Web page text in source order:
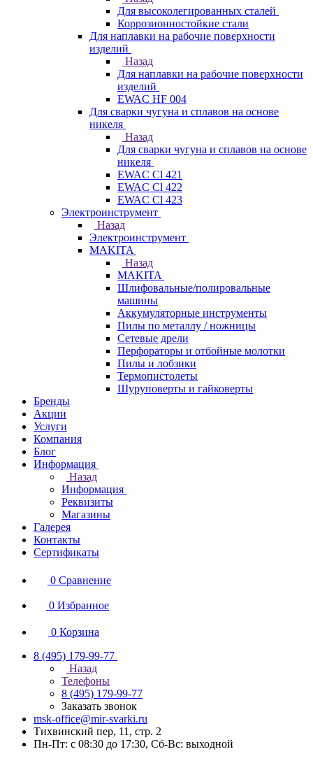
Для высоколегированных сталей
Коррозионностойкие стали
Для наплавки на рабочие поверхности
изделий
Назад
Для наплавки на рабочие поверхности
изделий
EWAC HF 004
Для сварки чугуна и сплавов на основе
никеля
Назад
Для сварки чугуна и сплавов на основе
никеля
EWAC Cl 421
EWAC Cl 422
EWAC Cl 423
Электроинструмент
Назад
Электроинструмент
МAKITA
Назад
МAKITA
Шлифовальные/полировальные
машины
Аккумуляторные инструменты
Пилы по металлу / ножницы
Сетевые дрели
Перфораторы и отбойные молотки
Пилы и лобзики
Термопистолеты
Шуруповерты и гайковерты
Бренды
Акции
Услуги
Компания
Блог
Информация
Назад
Информация
Реквизиты
Магазины
Галерея
Контакты
Сертификаты
0 Сравнение
0 Избранное
0 Корзина
8 (495) 179-99-77
Назад
Телефоны
8 (495) 179-99-77
Заказать звонок
msk-office@mir-svarki.ru
Тихвинский пер, 11, стр. 2
Пн-Пт: с 08:30 до 17:30, Сб-Вс: выходной